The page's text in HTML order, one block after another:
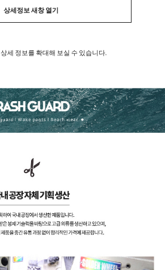
상세정보 새창 열기
상세 정보를 확대해 보실 수 있습니다.